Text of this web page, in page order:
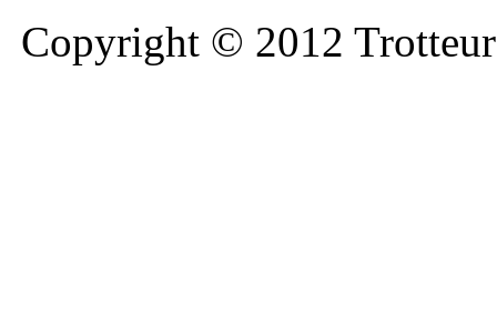
Copyright © 2012